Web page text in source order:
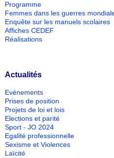
Programme
Femmes dans les guerres
Enquête sur les manuels scolaires
Affiches CEDEF
Réalisations
Actualités
Evénements
Prises de position
Projets de loi et lois
Elections et parité
Sport - JO 2024
Egalité professionnelle
Sexisme et Violences
Laïcité